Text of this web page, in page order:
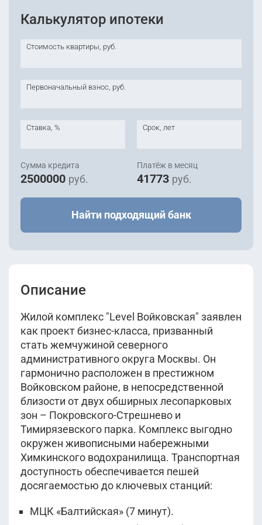
92.5 м
III кв 2028
III кв 2028
3, 4, 5 к
3, 4, 5 к
Калькулятор ипотеки
Стоимость квартиры, руб.
Первоначальный взнос, руб.
Ставка, % Срок, лет
Сумма кредита
2500000 руб.
Платёж в месяц
41773 руб.
Найти подходящий банк
Описание
Жилой комплекс "Level Войковская" заявлен
как проект бизнес-класса, призванный
стать жемчужиной северного
административного округа Москвы. Он
гармонично расположен в престижном
Войковском районе, в непосредственной
близости от двух обширных лесопарковых
зон – Покровского-Стрешнево и
Тимирязевского парка. Комплекс выгодно
окружен живописными набережными
Химкинского водохранилища. Транспортная
доступность обеспечивается пешей
досягаемостью до ключевых станций:
МЦК «Балтийская» (7 минут).